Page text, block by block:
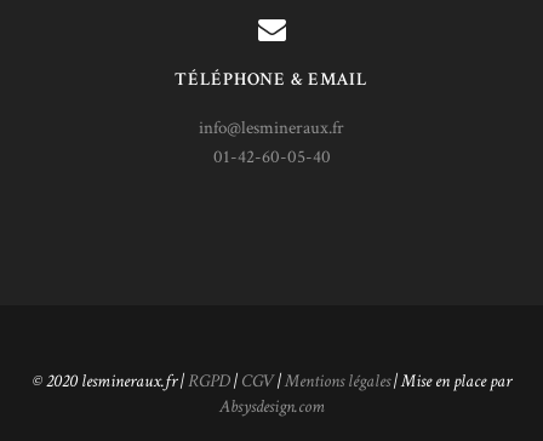
TÉLÉPHONE & EMAIL
info@lesmineraux.fr
01-42-60-05-40
© 2020 lesmineraux.fr |RGPD| CGV|Mentions légales| Mise en place par
Absysdesign.com